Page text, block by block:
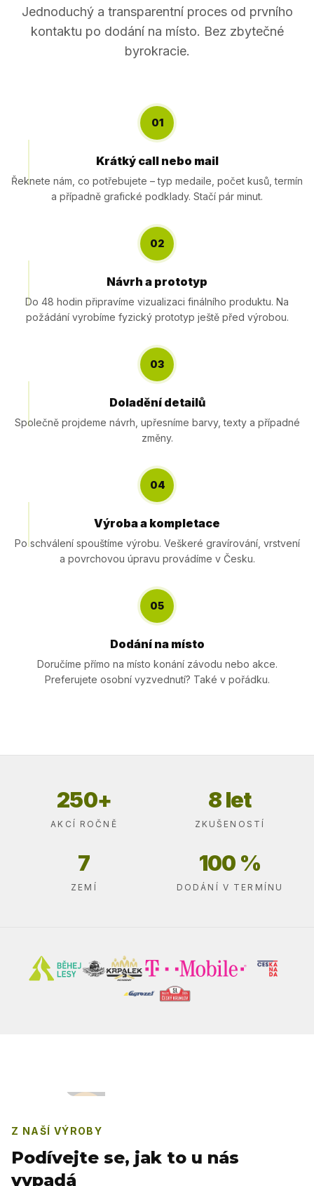
Jednoduchý a transparentní proces od prvního
kontaktu po dodání na místo. Bez zbytečné
byrokracie.
01
Krátký call nebo mail
Řeknete nám, co potřebujete – typ medaile, počet kusů, termín
a případně grafické podklady. Stačí pár minut.
02
Návrh a prototyp
Do 48 hodin připravíme vizualizaci finálního produktu. Na
požádání vyrobíme fyzický prototyp ještě před výrobou.
03
Doladění detailů
Společně projdeme návrh, upřesníme barvy, texty a případné
změny.
04
Výroba a kompletace
Po schválení spouštíme výrobu. Veškeré gravírování, vrstvení
a povrchovou úpravu provádíme v Česku.
05
Dodání na místo
Doručíme přímo na místo konání závodu nebo akce.
Preferujete osobní vyzvednutí? Také v pořádku.
250+
AKCÍ ROČNĚ
8 let
ZKUŠENOSTÍ
7
ZEMÍ
100 %
DODÁNÍ V TERMÍNU
Z NAŠÍ VÝROBY
Podívejte se, jak to u nás
vypadá